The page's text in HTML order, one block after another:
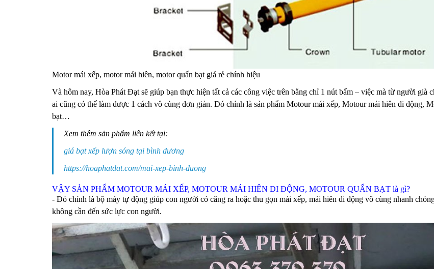
Motor mái xếp, motor mái hiên, motor quấn bạt giá rẻ chính hiệu
Và hôm nay, Hòa Phát Đạt sẽ giúp bạn thực hiện tất cả các công việc trên bằng chỉ 1 nút bấm – việc mà từ người già
ai cũng có thể làm được 1 cách vô cùng đơn giản. Đó chính là sản phẩm Motour mái xếp, Motour mái hiên di động,
bạt…
Xem thêm sản phẩm liên kết tại:
giá bạt xếp lượn sóng tại bình dương
https://hoaphatdat.com/mai-xep-binh-duong
VẬY SẢN PHẨM MOTOUR MÁI XẾP, MOTOUR MÁI HIÊN DI ĐỘNG, MOTOUR QUẤN BẠT là gì?
- Đó chính là bộ máy tự động giúp con người có căng ra hoặc thu gọn mái xếp, mái hiên di động vô cùng nhanh
không cần đến sức lực con người.